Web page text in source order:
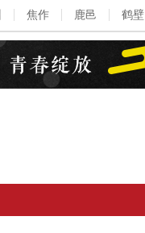
焦作 鹿邑 鹤壁